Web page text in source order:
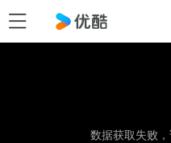
数据获取失败